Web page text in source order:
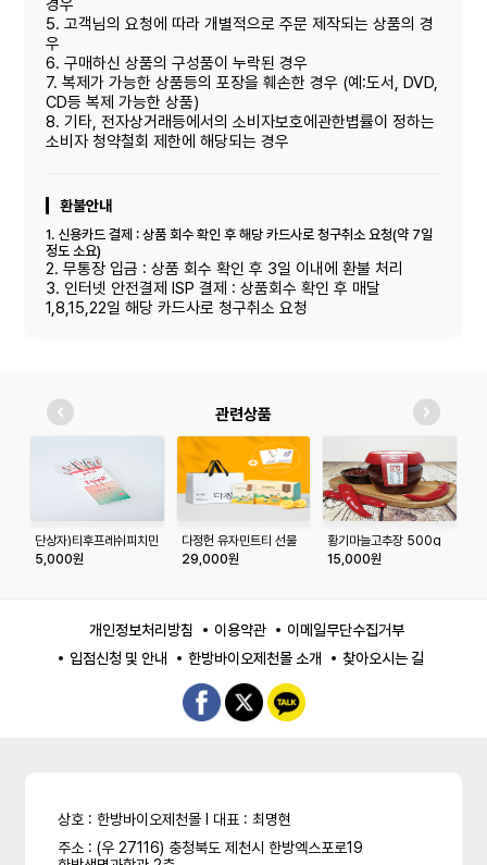
경우
5. 고객님의 요청에 따라 개별적으로 주문 제작되는 상품의 경
우
6. 구매하신 상품의 구성품이 누락된 경우
7. 복제가 가능한 상품등의 포장을 훼손한 경우 (예:도서, DVD,
CD등 복제 가능한 상품)
8. 기타, 전자상거래등에서의 소비자보호에관한볍률이 정하는
소비자 청약철회 제한에 해당되는 경우
환불안내
1. 신용카드 결제 : 상품 회수 확인 후 해당 카드사로 청구취소 요청(약 7일
정도 소요)
2. 무통장 입금 : 상품 회수 확인 후 3일 이내에 환불 처리
3. 인터넷 안전결제 ISP 결제 : 상품회수 확인 후 매달
1,8,15,22일 해당 카드사로 청구취소 요청
관련상품
단상자)티후프레쉬피치민
트[10pcs]
5,000원
다정헌 유자민트티 선물
세트
29,000원
황기마늘고추장 500g
15,000원
개인정보처리방침 이용약관
이메일무단수집거부
입점신청 및 안내
한방바이오제천몰 소개 찾아오시는 길
상호 : 한방바이오제천몰 l 대표 : 최명현
주소 : (우 27116) 충청북도 제천시 한방엑스포로19